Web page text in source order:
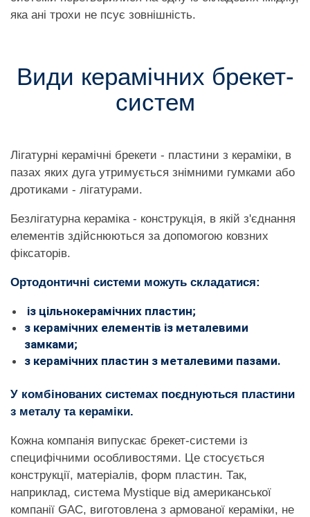
яка ані трохи не псує зовнішність.
Види керамічних брекет-
систем
Лігатурні керамічні брекети - пластини з кераміки, в
пазах яких дуга утримується знімними гумками або
дротиками - лігатурами.
Безлігатурна кераміка - конструкція, в якій з'єднання
елементів здійснюються за допомогою ковзних
фіксаторів.
Ортодонтичні системи можуть складатися:
із цільнокерамічних пластин;
з керамічних елементів із металевими
замками;
з керамічних пластин з металевими пазами.
У комбінованих системах поєднуються пластини
з металу та кераміки.
Кожна компанія випускає брекет-системи із
специфічними особливостями. Це стосується
конструкції, матеріалів, форм пластин. Так,
наприклад, система Mystique від американської
компанії GAC, виготовлена ​​з армованої кераміки, не